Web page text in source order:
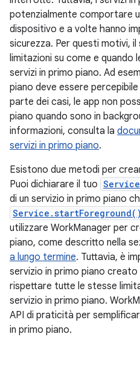
potenzialmente comportare
dispositivo e a volte hanno
sicurezza. Per questi motivi,
limitazioni su come e quando
servizi in primo piano. Ad
piano deve essere
parte dei casi, le app non
piano quando sono in
informazioni, consulta la
servizi in primo piano.
Esistono due metodi per
Puoi dichiarare il tuo Service
di un servizio in primo piano
Service.startForeground()
utilizzare WorkManager per
piano, come descritto nella
a lungo termine. Tuttavia, è
servizio in primo piano
rispettare tutte le stesse
servizio in primo piano.
API di praticità per
in primo piano.